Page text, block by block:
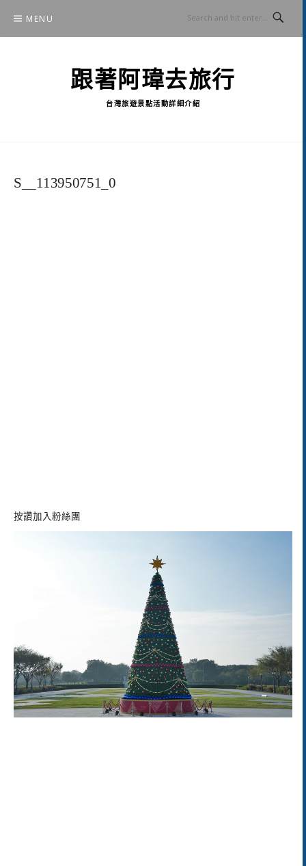
content
MENU
跟著阿瑋去旅行
台灣旅遊景點活動詳細介紹
S__113950751_0
按讚加入粉絲團